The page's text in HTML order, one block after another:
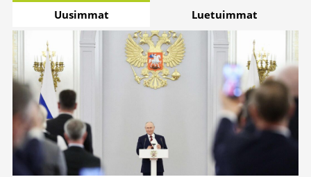
Uusimmat Luetuimmat